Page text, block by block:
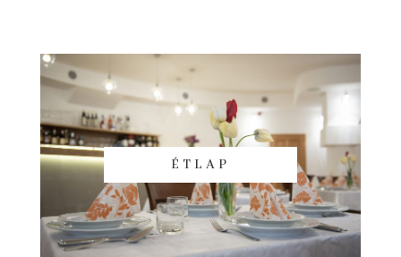
ÉTLAP